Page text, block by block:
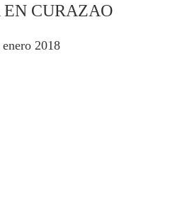
CURAZAO
enero 2018